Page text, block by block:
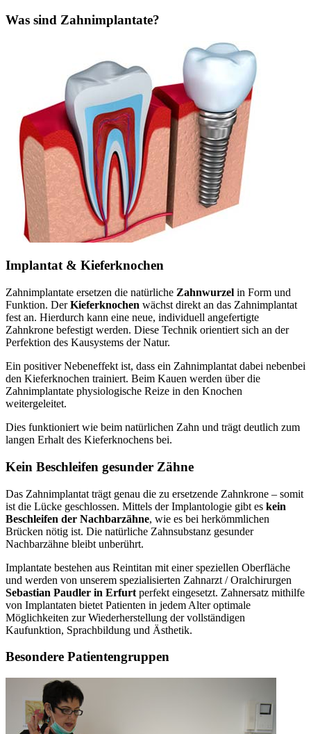
Was sind Zahnimplantate?
Implantat & Kieferknochen
Zahnimplantate ersetzen die natürliche Zahnwurzel in Form und
Funktion. DerKieferknochen wächst direkt an das Zahnimplantat
fest an. Hierdurch kann eine neue, individuell angefertigte
Zahnkrone befestigt werden. Diese Technik orientiert sich an der
Perfektion des Kausystems der Natur.
Ein positiver Nebeneffekt ist, dass ein Zahnimplantat dabei nebenbei
den Kieferknochen trainiert. Beim Kauen werden über die
Zahnimplantate physiologische Reize in den Knochen
weitergeleitet.
Dies funktioniert wie beim natürlichen Zahn und trägt deutlich zum
langen Erhalt des Kieferknochens bei.
Kein Beschleifen gesunder Zähne
Das Zahnimplantat trägt genau die zu ersetzende Zahnkrone – somit
ist die Lücke geschlossen. Mittels der Implantologie gibt es kein
Beschleifen der Nachbarzähne, wie es bei herkömmlichen
Brücken nötig ist. Die natürliche Zahnsubstanz gesunder
Nachbarzähne bleibt unberührt.
Implantate bestehen aus Reintitan mit einer speziellen Oberfläche
und werden von unserem spezialisierten Zahnarzt / Oralchirurgen
Sebastian Paudler in Erfurt perfekt eingesetzt. Zahnersatz mithilfe
von Implantaten bietet Patienten in jedem Alter optimale
Möglichkeiten zur Wiederherstellung der vollständigen
Kaufunktion, Sprachbildung und Ästhetik.
Besondere Patientengruppen